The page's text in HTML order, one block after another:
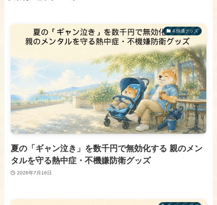
​4.快適グッズ
夏の「ギャン泣き」を数千円で無効化する 親のメン
タルを守る熱中症・不機嫌防衛グッズ
2026年7月16日